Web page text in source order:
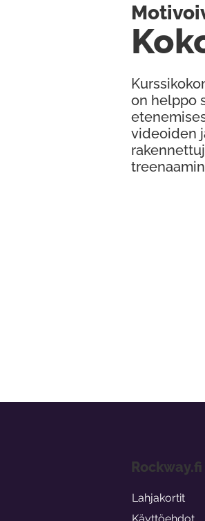
on helppo
videoiden
Rockway.fi
Lahjakortit
Käyttöehdot